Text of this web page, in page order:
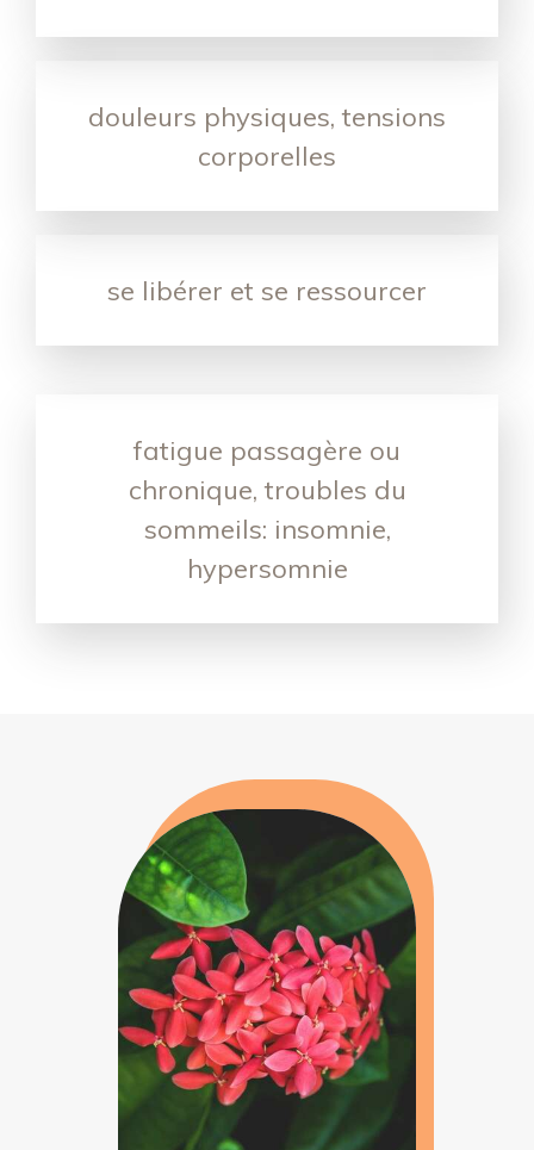
douleurs physiques, tensions
corporelles
se libérer et se ressourcer
fatigue passagère ou
chronique, troubles du
sommeils: insomnie,
hypersomnie